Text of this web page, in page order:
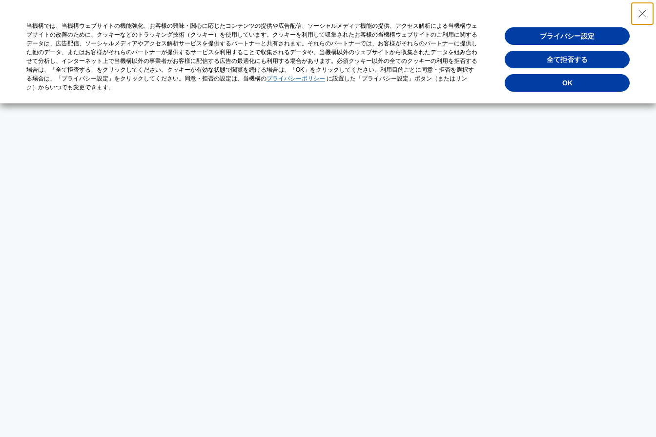
当機構では、当機構ウェブサイトの機能強化、お客様の興味・関心に応じたコンテンツの提供や広告配信、ソーシャルメディア機能の提供、アクセス解析による当機構ウェ
ブサイトの改善のために、クッキーなどのトラッキング技術（クッキー）を使用しています。クッキーを利用して収集されたお客様の当機構ウェブサイトのご利用に関する
データは、広告配信、ソーシャルメディアやアクセス解析サービスを提供するパートナーと共有されます。それらのパートナーでは、お客様がそれらのパートナーに提供し
た他のデータ、またはお客様がそれらのパートナーが提供するサービスを利用することで収集されるデータや、当機構以外のウェブサイトから収集されたデータを組み合わ
せて分析し、インターネット上で当機構以外の事業者がお客様に配信する広告の最適化にも利用する場合があります。必須クッキー以外の全てのクッキーの利用を拒否する
場合は、「全て拒否する」をクリックしてください。クッキーが有効な状態で閲覧を続ける場合は、「OK」をクリックしてください。利用目的ごとに同意・拒否を選択す
る場合は、「プライバシー設定」をクリックしてください。同意・拒否の設定は、当機構のプライバシーポリシー に設置した「プライバシー設定」ボタン（またはリン
ク）からいつでも変更できます。
プライバシー設定
全て拒否する
OK